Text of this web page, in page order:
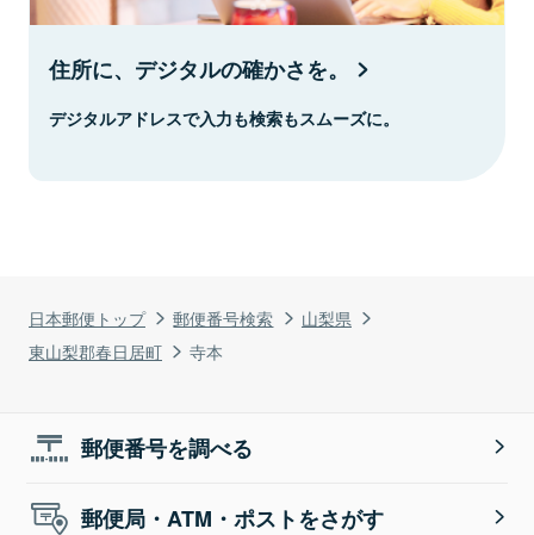
日本郵便トップ 郵便番号検索
山梨県
東山梨郡春日居町
寺本
住所に、デジタルの確かさを。
デジタルアドレスで入力も検索もスムーズに。
郵便番号を調べる
郵便局・ATM・ポストをさがす